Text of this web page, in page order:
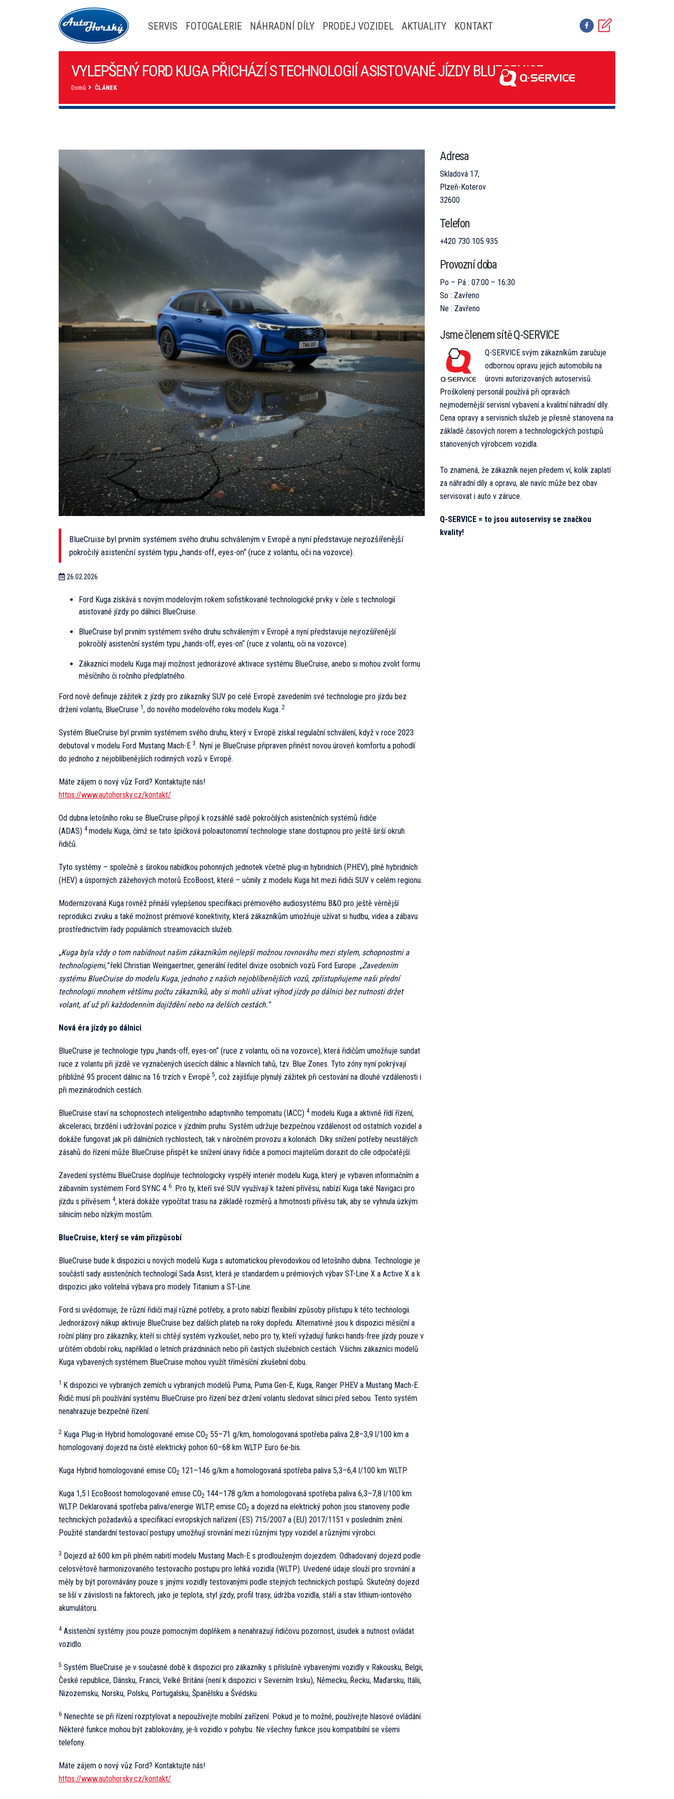
SERVIS FOTOGALERIE NÁHRADNÍ DÍLY PRODEJ VOZIDEL AKTUALITY KONTAKT
VYLEPŠENÝ FORD KUGA PŘICHÁZÍ S TECHNOLOGIÍ ASISTOVANÉ JÍZDY BLUECRUISE
Domů ČLÁNEK
BlueCruise byl prvním systémem svého druhu schváleným v Evropě a nyní představuje nejrozšířenější
pokročilý asistenční systém typu „hands-off, eyes-on“ (ruce z volantu, oči na vozovce).
26.02.2026
Ford Kuga získává s novým modelovým rokem sofistikované technologické prvky v čele s technologií
asistované jízdy po dálnici BlueCruise.
BlueCruise byl prvním systémem svého druhu schváleným v Evropě a nyní představuje nejrozšířenější
pokročilý asistenční systém typu „hands-off, eyes-on“ (ruce z volantu, oči na vozovce).
Zákazníci modelu Kuga mají možnost jednorázové aktivace systému BlueCruise, anebo si mohou zvolit formu
měsíčního či ročního předplatného.
Ford nově definuje zážitek z jízdy pro zákazníky SUV po celé Evropě zavedením své technologie pro jízdu bez
držení volantu, BlueCruise 1, do nového modelového roku modelu Kuga. 2
Systém BlueCruise byl prvním systémem svého druhu, který v Evropě získal regulační schválení, když v roce 2023
debutoval v modelu Ford Mustang Mach-E 3. Nyní je BlueCruise připraven přinést novou úroveň komfortu a pohodlí
do jednoho z nejoblíbenějších rodinných vozů v Evropě.
Máte zájem o nový vůz Ford? Kontaktujte nás!
https://www.autohorsky.cz/kontakt/
Od dubna letošního roku se BlueCruise připojí k rozsáhlé sadě pokročilých asistenčních systémů řidiče
(ADAS) 4 modelu Kuga, čímž se tato špičková poloautonomní technologie stane dostupnou pro ještě širší okruh
řidičů.
Tyto systémy – společně s širokou nabídkou pohonných jednotek včetně plug-in hybridních (PHEV), plně hybridních
(HEV) a úsporných zážehových motorů EcoBoost, které – učinily z modelu Kuga hit mezi řidiči SUV v celém regionu.
Modernizovaná Kuga rovněž přináší vylepšenou specifikaci prémiového audiosystému B&O pro ještě věrnější
reprodukci zvuku a také možnost prémiové konektivity, která zákazníkům umožňuje užívat si hudbu, videa a zábavu
prostřednictvím řady populárních streamovacích služeb.
„Kuga byla vždy o tom nabídnout našim zákazníkům nejlepší možnou rovnováhu mezi stylem, schopnostmi a
technologiemi,“řekl Christian Weingaertner, generální ředitel divize osobních vozů Ford Europe. „Zavedením
systému BlueCruise do modelu Kuga, jednoho z našich nejoblíbenějších vozů, zpřístupňujeme naši přední
technologii mnohem většímu počtu zákazníků, aby si mohli užívat výhod jízdy po dálnici bez nutnosti držet
volant, ať už při každodenním dojíždění nebo na delších cestách.“
Nová éra jízdy po dálnici
BlueCruise je technologie typu „hands-off, eyes-on“ (ruce z volantu, oči na vozovce), která řidičům umožňuje sundat
ruce z volantu při jízdě ve vyznačených úsecích dálnic a hlavních tahů, tzv. Blue Zones. Tyto zóny nyní pokrývají
přibližně 95 procent dálnic na 16 trzích v Evropě 5, což zajišťuje plynulý zážitek při cestování na dlouhé vzdálenosti i
při mezinárodních cestách.
BlueCruise staví na schopnostech inteligentního adaptivního tempomatu (IACC) 4 modelu Kuga a aktivně řídí řízení,
akceleraci, brzdění i udržování pozice v jízdním pruhu. Systém udržuje bezpečnou vzdálenost od ostatních vozidel a
dokáže fungovat jak při dálničních rychlostech, tak v náročném provozu a kolonách. Díky snížení potřeby neustálých
zásahů do řízení může BlueCruise přispět ke snížení únavy řidiče a pomoci majitelům dorazit do cíle odpočatější.
Zavedení systému BlueCruise doplňuje technologicky vyspělý interiér modelu Kuga, který je vybaven informačním a
zábavním systémem Ford SYNC 4 6. Pro ty, kteří své SUV využívají k tažení přívěsu, nabízí Kuga také Navigaci pro
jízdu s přívěsem 4, která dokáže vypočítat trasu na základě rozměrů a hmotnosti přívěsu tak, aby se vyhnula úzkým
silnicím nebo nízkým mostům.
BlueCruise, který se vám přizpůsobí
BlueCruise bude k dispozici u nových modelů Kuga s automatickou převodovkou od letošního dubna. Technologie je
součástí sady asistenčních technologií Sada Asist, která je standardem u prémiových výbav ST-Line X a Active X a k
dispozici jako volitelná výbava pro modely Titanium a ST-Line.
Ford si uvědomuje, že různí řidiči mají různé potřeby, a proto nabízí flexibilní způsoby přístupu k této technologii.
Jednorázový nákup aktivuje BlueCruise bez dalších plateb na roky dopředu. Alternativně jsou k dispozici měsíční a
roční plány pro zákazníky, kteří si chtějí systém vyzkoušet, nebo pro ty, kteří vyžadují funkci hands-free jízdy pouze v
určitém období roku, například o letních prázdninách nebo při častých služebních cestách. Všichni zákazníci modelů
Kuga vybavených systémem BlueCruise mohou využít tříměsíční zkušební dobu.
1 K dispozici ve vybraných zemích u vybraných modelů Puma, Puma Gen-E, Kuga, Ranger PHEV a Mustang Mach-E.
Řidič musí při používání systému BlueCruise pro řízení bez držení volantu sledovat silnici před sebou. Tento systém
nenahrazuje bezpečné řízení.
2 Kuga Plug-in Hybrid homologované emise CO2 55–71 g/km, homologovaná spotřeba paliva 2,8–3,9 l/100 km a
homologovaný dojezd na čistě elektrický pohon 60–68 km WLTP Euro 6e-bis.
Kuga Hybrid homologované emise CO2 121–146 g/km a homologovaná spotřeba paliva 5,3–6,4 l/100 km WLTP.
Kuga 1,5 l EcoBoost homologované emise CO2 144–178 g/km a homologovaná spotřeba paliva 6,3–7,8 l/100 km
WLTP. Deklarovaná spotřeba paliva/energie WLTP, emise CO2 a dojezd na elektrický pohon jsou stanoveny podle
technických požadavků a specifikací evropských nařízení (ES) 715/2007 a (EU) 2017/1151 v posledním znění.
Použité standardní testovací postupy umožňují srovnání mezi různými typy vozidel a různými výrobci.
3 Dojezd až 600 km při plném nabití modelu Mustang Mach-E s prodlouženým dojezdem. Odhadovaný dojezd podle
celosvětově harmonizovaného testovacího postupu pro lehká vozidla (WLTP). Uvedené údaje slouží pro srovnání a
měly by být porovnávány pouze s jinými vozidly testovanými podle stejných technických postupů. Skutečný dojezd
se liší v závislosti na faktorech, jako je teplota, styl jízdy, profil trasy, údržba vozidla, stáří a stav lithium-iontového
akumulátoru.
4 Asistenční systémy jsou pouze pomocným doplňkem a nenahrazují řidičovu pozornost, úsudek a nutnost ovládat
vozidlo.
5 Systém BlueCruise je v současné době k dispozici pro zákazníky s příslušně vybavenými vozidly v Rakousku, Belgii,
České republice, Dánsku, Francii, Velké Británii (není k dispozici v Severním Irsku), Německu, Řecku, Maďarsku, Itálii,
Nizozemsku, Norsku, Polsku, Portugalsku, Španělsku a Švédsku.
6 Nenechte se při řízení rozptylovat a nepoužívejte mobilní zařízení. Pokud je to možné, používejte hlasové ovládání.
Některé funkce mohou být zablokovány, je-li vozidlo v pohybu. Ne všechny funkce jsou kompatibilní se všemi
telefony.
Máte zájem o nový vůz Ford? Kontaktujte nás!
https://www.autohorsky.cz/kontakt/
Adresa
Skladová 17,
Plzeň-Koterov
32600
Telefon
+420 730 105 935
Provozní doba
Po – Pá : 07:00 – 16:30
So : Zavřeno
Ne : Zavřeno
Jsme členem sítě Q-SERVICE
Q-SERVICE svým zákazníkům zaručuje
odbornou opravu jejich automobilu na
úrovni autorizovaných autoservisů.
Proškolený personál používá při opravách
nejmodernější servisní vybavení a kvalitní náhradní díly.
Cena opravy a servisních služeb je přesně stanovena na
základě časových norem a technologických postupů
stanovených výrobcem vozidla.
To znamená, že zákazník nejen předem ví, kolik zaplatí
za náhradní díly a opravu, ale navíc může bez obav
servisovat i auto v záruce.
Q-SERVICE = to jsou autoservisy se značkou
kvality!